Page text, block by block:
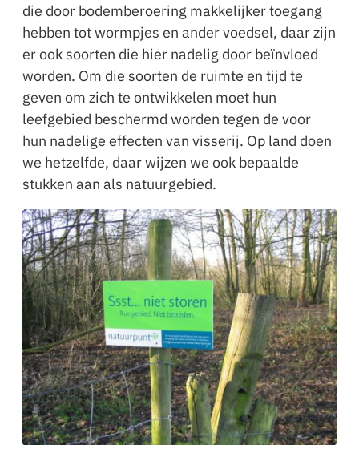
die door bodemberoering makkelijker toegang
hebben tot wormpjes en ander voedsel, daar zijn
er ook soorten die hier nadelig door beïnvloed
worden. Om die soorten de ruimte en tijd te
geven om zich te ontwikkelen moet hun
leefgebied beschermd worden tegen de voor
hun nadelige effecten van visserij. Op land doen
we hetzelfde, daar wijzen we ook bepaalde
stukken aan als natuurgebied.